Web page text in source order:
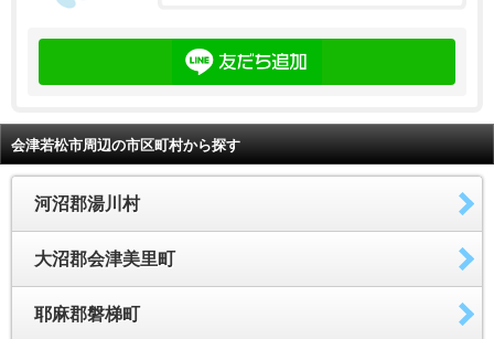
会津若松市周辺の市区町村から探す
河沼郡湯川村
大沼郡会津美里町
耶麻郡磐梯町